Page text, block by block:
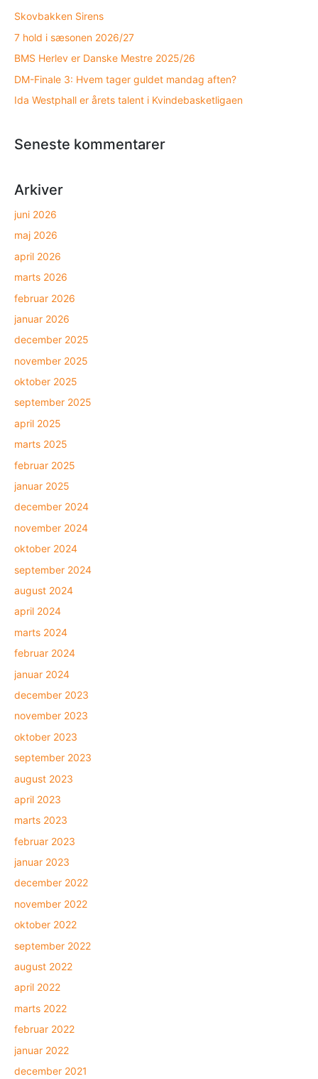
Skovbakken Sirens
7 hold i sæsonen 2026/27
BMS Herlev er Danske Mestre 2025/26
DM-Finale 3: Hvem tager guldet mandag aften?
Ida Westphall er årets talent i Kvindebasketligaen
Seneste kommentarer
Arkiver
juni 2026
maj 2026
april 2026
marts 2026
februar 2026
januar 2026
december 2025
november 2025
oktober 2025
september 2025
april 2025
marts 2025
februar 2025
januar 2025
december 2024
november 2024
oktober 2024
september 2024
august 2024
april 2024
marts 2024
februar 2024
januar 2024
december 2023
november 2023
oktober 2023
september 2023
august 2023
april 2023
marts 2023
februar 2023
januar 2023
december 2022
november 2022
oktober 2022
september 2022
august 2022
april 2022
marts 2022
februar 2022
januar 2022
december 2021